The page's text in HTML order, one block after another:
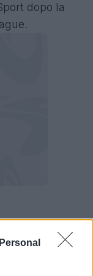
dopo la
e che la